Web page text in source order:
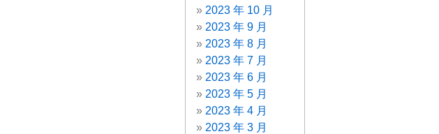
2023 年 10 月
2023 年 9 月
2023 年 8 月
2023 年 7 月
2023 年 6 月
2023 年 5 月
2023 年 4 月
2023 年 3 月